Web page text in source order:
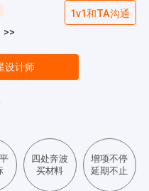
>>
1v1和TA沟通
设计师
四处奔波
买材料
增项不停
延期不止